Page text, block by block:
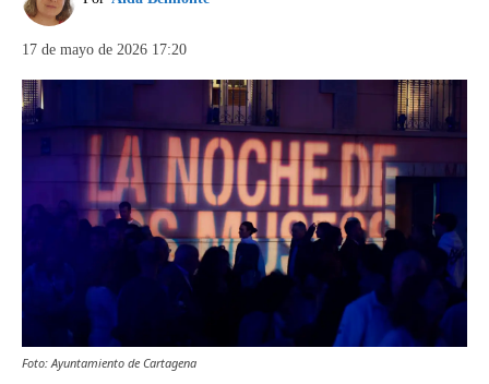
17 de mayo de 2026 17:20
Foto: Ayuntamiento de Cartagena